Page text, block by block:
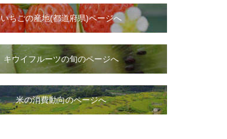
いちごの産地(都道府県)ページへ
キウイフルーツの旬のページへ
米の消費動向のページへ